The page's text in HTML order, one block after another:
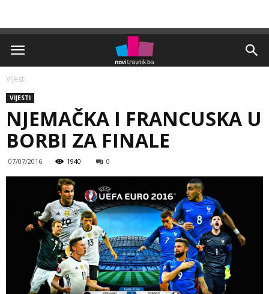
Vijesti
VIJESTI
NJEMAČKA I FRANCUSKA U
BORBI ZA FINALE
07/07/2016 1940 0